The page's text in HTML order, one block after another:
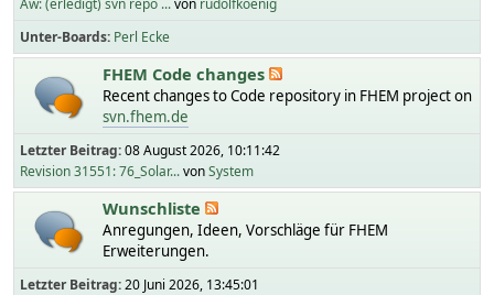
Aw: (erledigt) svn repo ...von rudolfkoenig
Unter-Boards Perl Ecke
FHEM Code changes
Recent changes to Code repository in FHEM project on
svn.fhem.de
Letzter Beitrag:08 August 2026, 10:11:42
Revision 31551: 76_Solar...vonSystem
Wunschliste
Anregungen, Ideen, Vorschläge für FHEM
Erweiterungen.
Letzter Beitrag:20 Juni 2026, 13:45:01